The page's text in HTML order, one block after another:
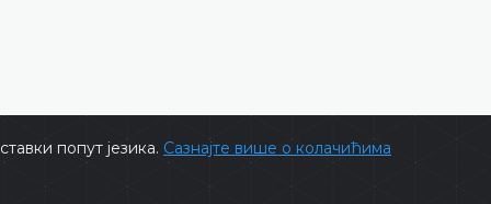
попут језика. Сазнајте више о колачићима